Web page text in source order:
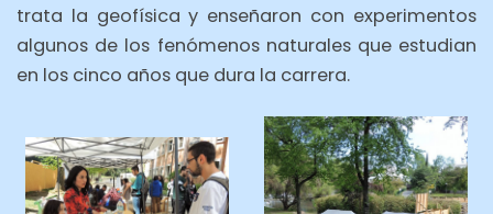
trata la geofísica y enseñaron con experimentos
algunos de los fenómenos naturales que estudian
en los cinco años que dura la carrera.